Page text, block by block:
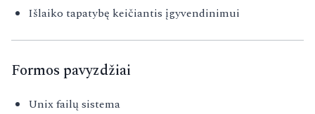
Išlaiko tapatybę keičiantis įgyvendinimui
Formos pavyzdžiai
Unix failų sistema